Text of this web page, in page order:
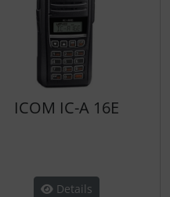
ICOM IC-A 16E
Details